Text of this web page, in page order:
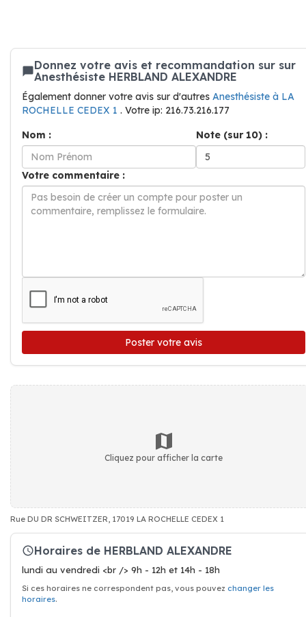
Donnez votre avis et recommandation sur sur
Anesthésiste HERBLAND ALEXANDRE
Également donner votre avis sur d'autres Anesthésiste à LA
ROCHELLE CEDEX 1 . Votre ip: 216.73.216.177
Nom :
Note (sur 10) :
Votre commentaire :
Poster votre avis
Cliquez pour afficher la carte
Rue DU DR SCHWEITZER, 17019 LA ROCHELLE CEDEX 1
Horaires de HERBLAND ALEXANDRE
lundi au vendredi <br /> 9h - 12h et 14h - 18h
Si ces horaires ne correspondent pas, vous pouvez changer les
horaires.